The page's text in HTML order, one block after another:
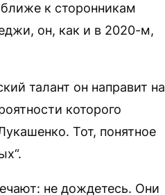
к сторонникам
он, как и в 2020-м,
талант он направит на
которого
Тот, понятное
не дождетесь. Они